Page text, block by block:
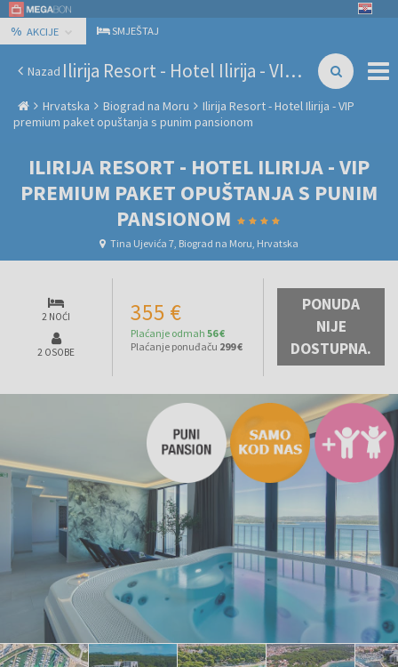
% AKCIJE SMJEŠTAJ
Nazad Ilirija Resort - Hotel Ilirija - VIP premium paket opuštanja s punim pansionom
Hrvatska Biograd na Moru
Ilirija Resort - Hotel Ilirija - VIP
premium paket opuštanja s punim pansionom
ILIRIJA RESORT - HOTEL ILIRIJA - VIP
PREMIUM PAKET OPUŠTANJA S PUNIM
PANSIONOM
Tina Ujevića 7, Biograd na Moru, Hrvatska
2 NOĆI
2 OSOBE
355 €
Plaćanje odmah 56 €
Plaćanje ponuđaču 299 €
PONUDA
NIJE
DOSTUPNA.